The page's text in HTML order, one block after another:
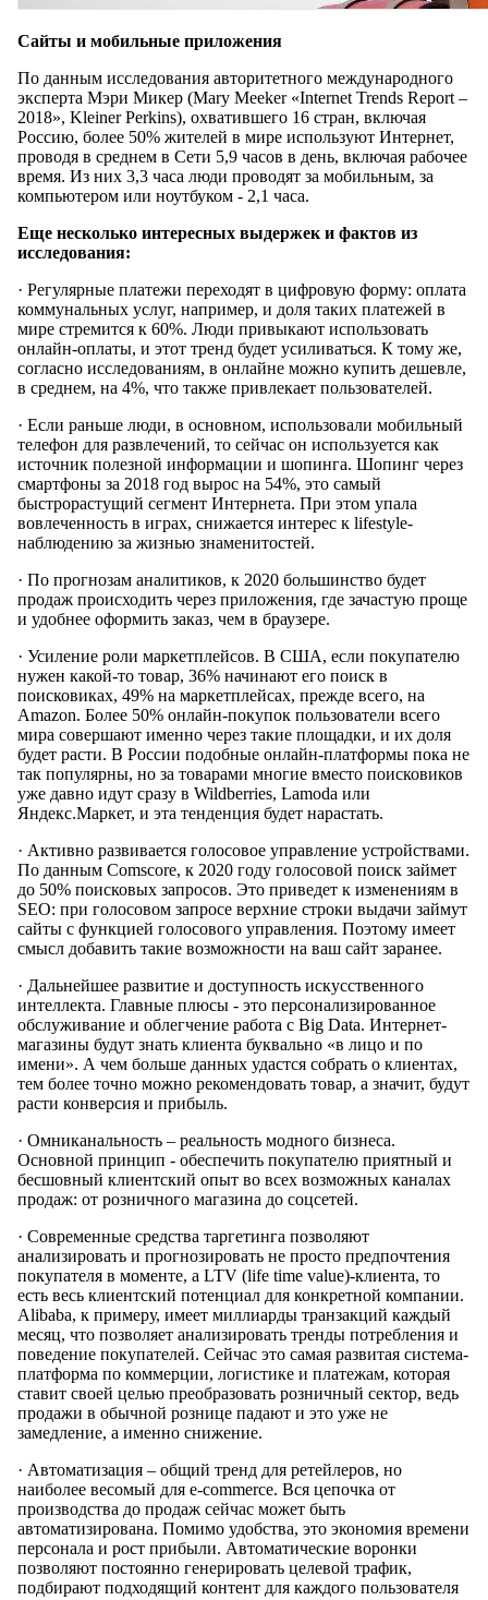
Сайты и мобильные приложения
По данным исследования авторитетного международного
эксперта Мэри Микер (Mary Meeker «Internet Trends Report –
2018», Kleiner Perkins), охватившего 16 стран, включая
Россию, более 50% жителей в мире используют Интернет,
проводя в среднем в Сети 5,9 часов в день, включая рабочее
время. Из них 3,3 часа люди проводят за мобильным, за
компьютером или ноутбуком - 2,1 часа.
Еще несколько интересных выдержек и фактов из
исследования:
· Регулярные платежи переходят в цифровую форму: оплата
коммунальных услуг, например, и доля таких платежей в
мире стремится к 60%. Люди привыкают использовать
онлайн-оплаты, и этот тренд будет усиливаться. К тому же,
согласно исследованиям, в онлайне можно купить дешевле,
в среднем, на 4%, что также привлекает пользователей.
· Если раньше люди, в основном, использовали мобильный
телефон для развлечений, то сейчас он используется как
источник полезной информации и шопинга. Шопинг через
смартфоны за 2018 год вырос на 54%, это самый
быстрорастущий сегмент Интернета. При этом упала
вовлеченность в играх, снижается интерес к lifestyle-
наблюдению за жизнью знаменитостей.
· По прогнозам аналитиков, к 2020 большинство будет
продаж происходить через приложения, где зачастую проще
и удобнее оформить заказ, чем в браузере.
· Усиление роли маркетплейсов. В США, если покупателю
нужен какой-то товар, 36% начинают его поиск в
поисковиках, 49% на маркетплейсах, прежде всего, на
Amazon. Более 50% онлайн-покупок пользователи всего
мира совершают именно через такие площадки, и их доля
будет расти. В России подобные онлайн-платформы пока не
так популярны, но за товарами многие вместо поисковиков
уже давно идут сразу в Wildberries, Lamoda или
Яндекс.Маркет, и эта тенденция будет нарастать.
· Активно развивается голосовое управление устройствами.
По данным Comscore, к 2020 году голосовой поиск займет
до 50% поисковых запросов. Это приведет к изменениям в
SEO: при голосовом запросе верхние строки выдачи займут
сайты с функцией голосового управления. Поэтому имеет
смысл добавить такие возможности на ваш сайт заранее.
· Дальнейшее развитие и доступность искусственного
интеллекта. Главные плюсы - это персонализированное
обслуживание и облегчение работа с Big Data. Интернет-
магазины будут знать клиента буквально «в лицо и по
имени». А чем больше данных удастся собрать о клиентах,
тем более точно можно рекомендовать товар, а значит, будут
расти конверсия и прибыль.
· Омниканальность – реальность модного бизнеса.
Основной принцип - обеспечить покупателю приятный и
бесшовный клиентский опыт во всех возможных каналах
продаж: от розничного магазина до соцсетей.
· Современные средства таргетинга позволяют
анализировать и прогнозировать не просто предпочтения
покупателя в моменте, а LTV (life time value)-клиента, то
есть весь клиентский потенциал для конкретной компании.
Alibaba, к примеру, имеет миллиарды транзакций каждый
месяц, что позволяет анализировать тренды потребления и
поведение покупателей. Сейчас это самая развитая система-
платформа по коммерции, логистике и платежам, которая
ставит своей целью преобразовать розничный сектор, ведь
продажи в обычной рознице падают и это уже не
замедление, а именно снижение.
· Автоматизация – общий тренд для ретейлеров, но
наиболее весомый для e-commerce. Вся цепочка от
производства до продаж сейчас может быть
автоматизирована. Помимо удобства, это экономия времени
персонала и рост прибыли. Автоматические воронки
позволяют постоянно генерировать целевой трафик,
подбирают подходящий контент для каждого пользователя